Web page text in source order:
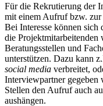
Für die Rekrutierung der
mit einem Aufruf bzw. zur
Bei Interesse können
die
Beratungsstellen und
unterstützen. Dazu kann
social media verbreitet,
Interviewpartner gegeben
Stellen den Aufruf auch
aushängen.